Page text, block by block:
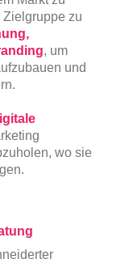
zu
, um
und
wo sie